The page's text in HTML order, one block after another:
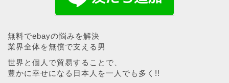
無料でebayの悩みを解決
業界全体を無償で支える男
世界と個人で貿易することで、
豊かに幸せになる日本人を一人でも多く!!